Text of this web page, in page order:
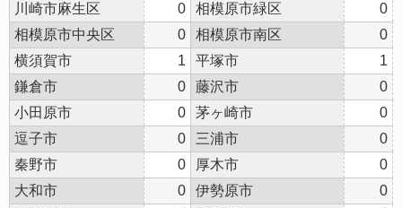
川崎市麻生区
0 相模原市緑区
0
相模原市中央区
0 相模原市南区
0
横須賀市
1 平塚市
1
鎌倉市
0 藤沢市
0
小田原市
0 茅ヶ崎市
0
逗子市
0 三浦市
0
秦野市
0 厚木市
0
大和市
0 伊勢原市
0